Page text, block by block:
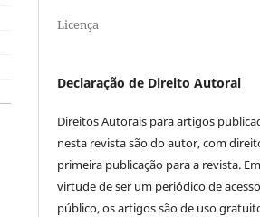
Licença
Declaração de Direito Autoral
Direitos Autorais para artigos
nesta revista são do autor, com
primeira publicação para a revista. Em
virtude de ser um periódico de acesso
público, os artigos são de uso